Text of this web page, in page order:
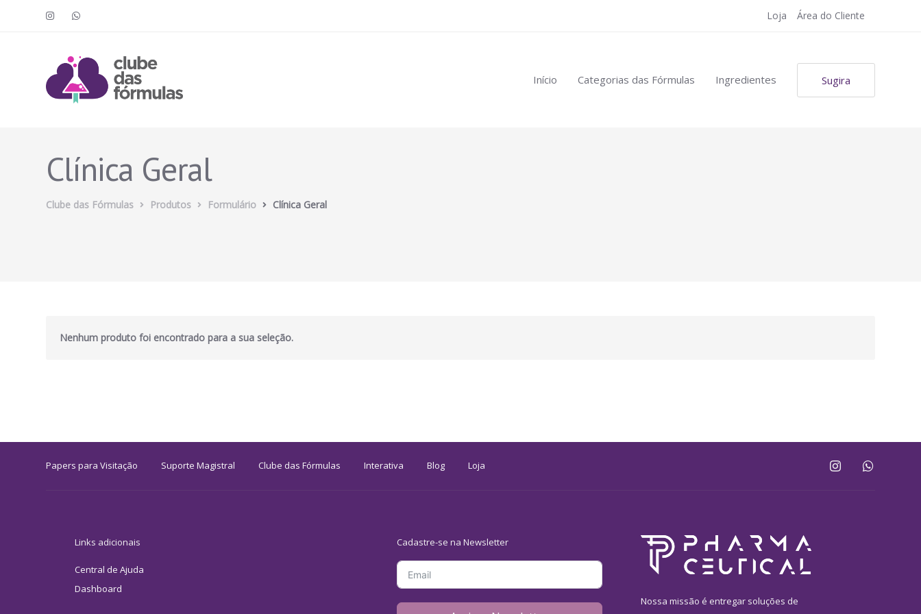
Loja Área do Cliente
Início Categorias das Fórmulas Ingredientes Sugira
Clínica Geral
Clube das Fórmulas Produtos Formulário Clínica Geral
Nenhum produto foi encontrado para a sua seleção.
Papers para Visitação Suporte Magistral Clube das Fórmulas Interativa Blog Loja
Links adicionais
Central de Ajuda
Dashboard
Cadastre-se na Newsletter
Nossa missão é entregar soluções de